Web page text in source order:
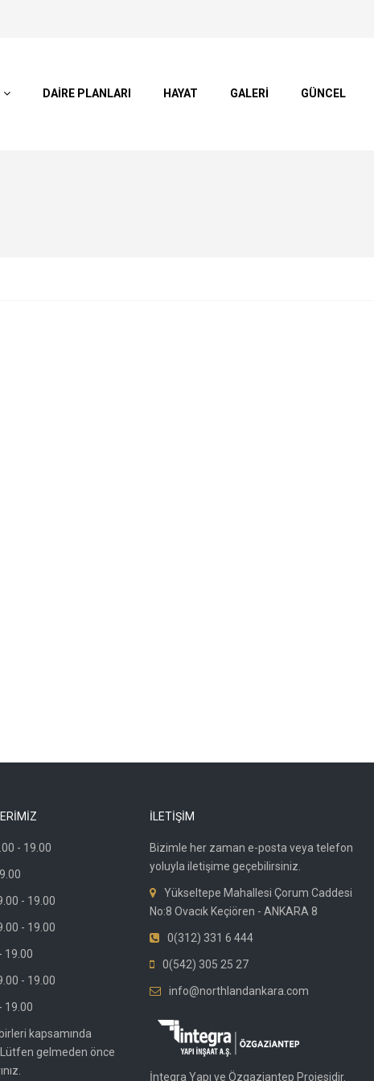
DAİRE PLANLARI HAYAT GALERİ GÜNCEL
- 19.00
- 19.00
- 19.00
19.00
- 19.00
19.00
kapsamında
gelmeden önce
İLETİŞİM
Bizimle her zaman e-posta veya telefon
yoluyla iletişime geçebilirsiniz.
Yükseltepe Mahallesi Çorum Caddesi
No:8 Ovacık Keçiören - ANKARA 8
0(312) 331 6 444
0(542) 305 25 27
info@northlandankara.com
İntegra Yapı ve Özgaziantep Projesidir.